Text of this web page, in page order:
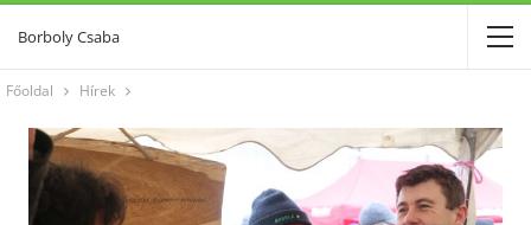
Borboly Csaba
Főoldal Hírek